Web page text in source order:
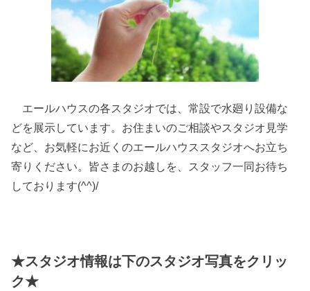
エールハウスの各スタジオでは、常設で水廻り設備な
どを展示しています。お住まいのご相談やスタジオ見学
など、お気軽にお近くのエールハウススタジオへお立ち
寄りください。皆さまのお越しを、スタッフ一同お待ち
しております(^^)/
★スタジオ情報は下のスタジオ写真をクリッ
ク★